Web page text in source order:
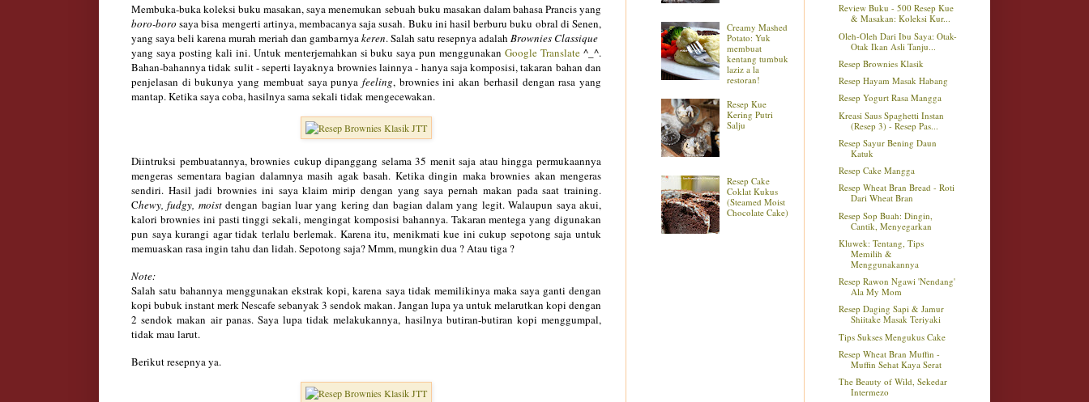
Membuka-buka koleksi buku masakan, saya menemukan sebuah buku masakan dalam bahasa Prancis yang
boro-borosaya bisa mengerti artinya, membacanya saja susah. Buku ini hasil berburu buku obral di Senen,
yang saya beli karena murah meriah dan gambarnyakeren. Salah satu resepnya adalah Brownies Classique
yang saya posting kali ini. Untuk menterjemahkan si buku saya pun menggunakanGoogle Translate ^_^.
Bahan-bahannya tidak sulit - seperti layaknya brownies lainnya - hanya saja komposisi, takaran bahan dan
penjelasan di bukunya yang membuat saya punya feeling, brownies ini akan berhasil dengan rasa yang
mantap. Ketika saya coba, hasilnya sama sekali tidak mengecewakan.
Diintruksi pembuatannya, brownies cukup dipanggang selama 35 menit saja atau hingga permukaannya
mengeras sementara bagian dalamnya masih agak basah. Ketika dingin maka brownies akan mengeras
sendiri. Hasil jadi brownies ini saya klaim mirip dengan yang saya pernah makan pada saat training.
Chewy, fudgy, moistdengan bagian luar yang kering dan bagian dalam yang legit. Walaupun saya akui,
kalori brownies ini pasti tinggi sekali, mengingat komposisi bahannya. Takaran mentega yang digunakan
pun saya kurangi agar tidak terlalu berlemak. Karena itu, menikmati kue ini cukup sepotong saja untuk
memuaskan rasa ingin tahu dan lidah. Sepotong saja? Mmm, mungkin dua ? Atau tiga ?
Note:
Salah satu bahannya menggunakan ekstrak kopi, karena saya tidak memilikinya maka saya ganti dengan
kopi bubuk instant merk Nescafe sebanyak 3 sendok makan. Jangan lupa ya untuk melarutkan kopi dengan
2 sendok makan air panas. Saya lupa tidak melakukannya, hasilnya butiran-butiran kopi menggumpal,
tidak mau larut.
Berikut resepnya ya.
Creamy Mashed
Potato: Yuk
membuat
kentang tumbuk
laziz a la
restoran!
Resep Kue
Kering Putri
Salju
Resep Cake
Coklat Kukus
(Steamed Moist
Chocolate Cake)
Review Buku - 500 Resep Kue
& Masakan: Koleksi Kur...
Oleh-Oleh Dari Ibu Saya: Otak-
Otak Ikan Asli Tanju...
Resep Brownies Klasik
Resep Hayam Masak Habang
Resep Yogurt Rasa Mangga
Kreasi Saus Spaghetti Instan
(Resep 3) - Resep Pas...
Resep Sayur Bening Daun
Katuk
Resep Cake Mangga
Resep Wheat Bran Bread - Roti
Dari Wheat Bran
Resep Sop Buah: Dingin,
Cantik, Menyegarkan
Kluwek: Tentang, Tips
Memilih &
Menggunakannya
Resep Rawon Ngawi 'Nendang'
Ala My Mom
Resep Daging Sapi & Jamur
Shiitake Masak Teriyaki
Tips Sukses Mengukus Cake
Resep Wheat Bran Muffin -
Muffin Sehat Kaya Serat
The Beauty of Wild, Sekedar
Intermezo